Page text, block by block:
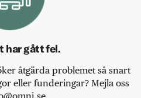
har gått fel.
åtgärda problemet så snart
eller funderingar? Mejla oss